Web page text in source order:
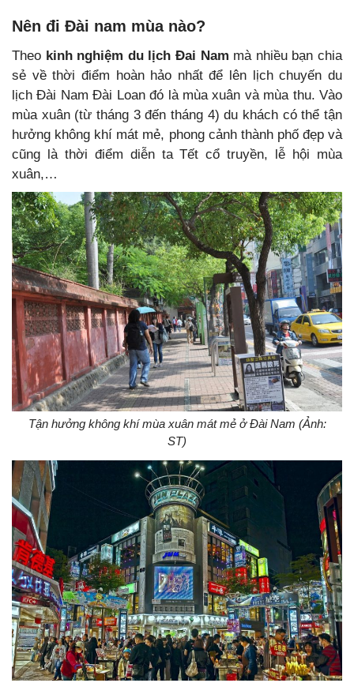
Nên đi Đài nam mùa nào?
Theo kinh nghiệm du lịch Đai Nam mà nhiều bạn chia
sẻ về thời điểm hoàn hảo nhất để lên lịch chuyến du
lịch Đài Nam Đài Loan đó là mùa xuân và mùa thu. Vào
mùa xuân (từ tháng 3 đến tháng 4) du khách có thể tận
hưởng không khí mát mẻ, phong cảnh thành phố đẹp và
cũng là thời điểm diễn ta Tết cổ truyền, lễ hội mùa
xuân,…
Tận hưởng không khí mùa xuân mát mẻ ở Đài Nam (Ảnh:
ST)